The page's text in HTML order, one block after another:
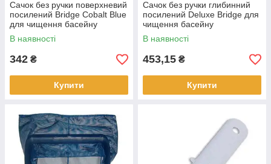
Сачок без ручки поверхневий
посилений Bridge Cobalt Blue
для чищення басейну
В наявності
342 ₴
Купити
Сачок без ручки глибинний
посилений Deluxe Bridge для
чищення басейну
В наявності
453,15 ₴
Купити